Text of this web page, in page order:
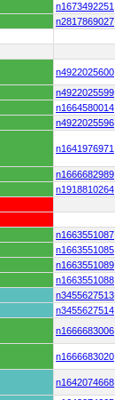
n1673492251
n2817869027
n4922025600
n4922025599
n1664580014
n4922025596
n1641976971
n1666682989
n1918810264
n1663551087
n1663551085
n1663551089
n1663551088
n3455627513
n3455627514
n1666683006
n1666683020
n1642074668